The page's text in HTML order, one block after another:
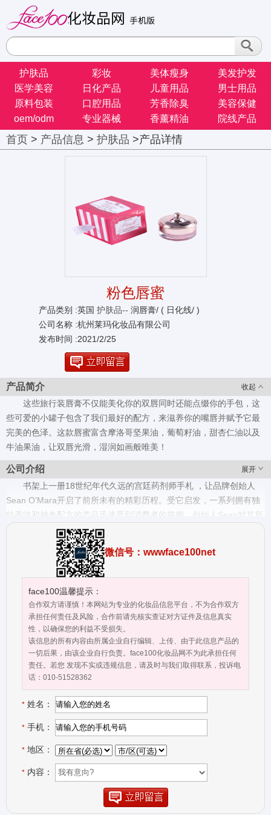
护肤品 彩妆 美体瘦身
美发护发
医学美容
日化产品 儿童用品
男士用品
原料包装
口腔用品 芳香除臭
美容保健
oem/odm
专业器械 香薰精油 院线产品
首页 > 产品信息 > 护肤品 >产品详情
粉色唇蜜
产品类别 :英国 护肤品-- 润唇膏/ ( 日化线/ )
公司名称 :杭州莱玛化妆品有限公司
发布时间 :2021/2/25
收起
产品简介
这些旅行装唇膏不仅能美化你的双唇同时还能点缀你的手包，这
些可爱的小罐子包含了我们最好的配方，来滋养你的嘴唇并赋予它最
完美的色泽。这款唇蜜富含摩洛哥坚果油，葡萄籽油，甜杏仁油以及
牛油果油，让双唇光滑，湿润如画般唯美！
展开
公司介绍
书架上一册18世纪年代久远的宫廷药剂师手札 ，让品牌创始人
Sean O’Mara开启了前所未有的精彩历程。受它启发，一系列拥有独
特香味和神奇配方的产品迅速受到消费者的簇拥。创始人Sean对其所
创造的每一款产品都几乎倾尽心力，它们不仅香味独特，而且可以改
善我们的肌肤。每一缕芬香都拥有沁人心脾，让人流连忘返的神奇魔
力 ROYAL APOTHIC现已成为英美发展最快的护肤和香水品牌之一，
在众多粉丝的期许和追随下，我们正努力把每一款产品都做得完美。
它已经成为时尚潮人的生活必须品，无论你是自用还是作为赠送他人
的礼物，相信我们的全系产品都会是符合潮流的选择
5c09ee223e15c.png ▌关于创始人Sean O’Mara 通过世界范围内的游
历，以及在美容和设计行业的资深背景，并基于众多设计师的努力，
出生于英国伦敦的Sean O’Mara创立了ROYAL APOTHIC 它集合了众
多成熟的香味，并能够如亲手点亮蜡烛般真实的唤醒记忆，使之融入
日常生活之中。每一款ROYAL APOTHIC产品的香味都能召唤起对过
往的回忆，那段童年时代在肯辛顿的私家花园与精致高雅的茶园相伴
的快乐时光 Sean在美容行业开始了其职业生涯，曾就职于雅诗兰
黛、宝洁和慕拉等知名企业。基于丰富的专业知识，Sean培育了
SEBASTIAN塞巴斯汀、VELLA威娜和TRUCC0艺术彩妆等众多护肤
美妆品牌。在这些巨头行业任职期间，Sean发现自己被摄影的魅力所
吸引，因而颠覆了自己的职业定位。“摄影让我思考”Sean回忆道，“如
何让这些大制作的魅力与优雅不仅仅体现在镜头里，更能够融入我们
日常的生活之中。” 正是源于这一思考，Sean开始了其第二职业。资
深的行业背景及设计师独特的眼光，很快，Sean在市场低迷的伦敦及
微信号：wwwface100net
face100温馨提示：
合作双方请谨慎！本网站为专业的化妆品信息平台，不为合作双方
承担任何责任及风险，合作前请先核实查证对方证件及信息真实
性，以确保您的利益不受损失。
该信息的所有内容由所属企业自行编辑、上传、由于此信息产品的
一切后果，由该企业自行负责。face100化妆品网不为此承担任何
责任。若您 发现不实或违规信息，请及时与我们取得联系，投诉电
话：010-51528362
* 姓名：
* 手机：
* 地区：
* 内容：